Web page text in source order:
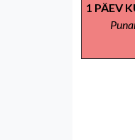
1 PÄEV